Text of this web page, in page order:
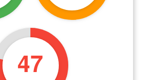
46